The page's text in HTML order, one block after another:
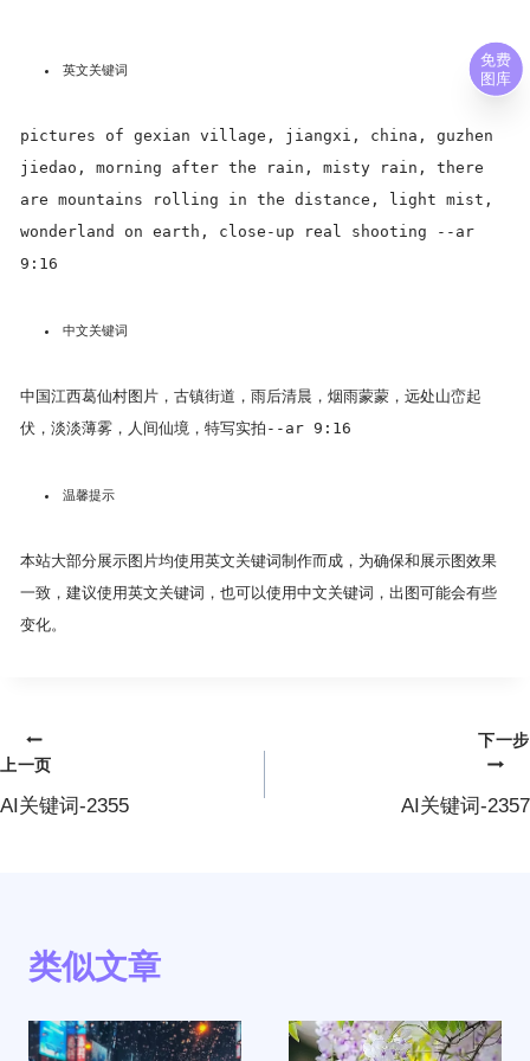
英文关键词
pictures of gexian village, jiangxi, china, guzhen
jiedao, morning after the rain, misty rain, there
are mountains rolling in the distance, light mist,
wonderland on earth, close-up real shooting --ar
9:16
中文关键词
中国江西葛仙村图片，古镇街道，雨后清晨，烟雨蒙蒙，远处山峦起
伏，淡淡薄雾，人间仙境，特写实拍--ar 9:16
温馨提示
本站大部分展示图片均使用英文关键词制作而成，为确保和展示图效果
一致，建议使用英文关键词，也可以使用中文关键词，出图可能会有些
变化。
文
章
上一页
AI关键词-2355
下一步
AI关键词-2357
类似文章
免费
图库